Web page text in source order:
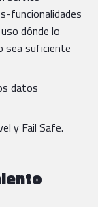
funcionalidades
dónde lo
sea suficiente
datos
y Fail Safe.